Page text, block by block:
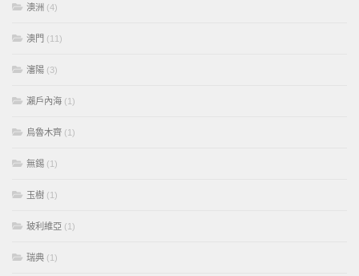
澳洲 (4)
澳門 (11)
瀋陽 (3)
瀨戶內海 (1)
烏魯木齊 (1)
無錫 (1)
玉樹 (1)
玻利維亞 (1)
瑞典 (1)